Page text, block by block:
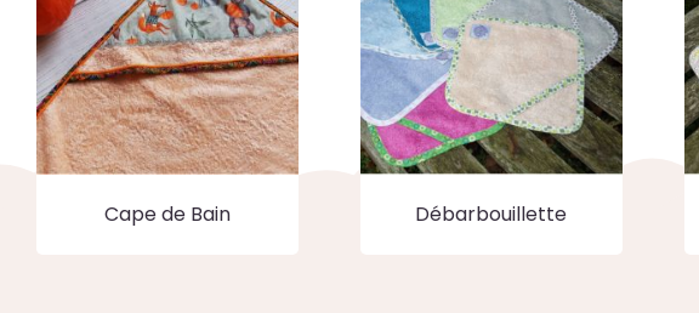
Cape de Bain Débarbouillette